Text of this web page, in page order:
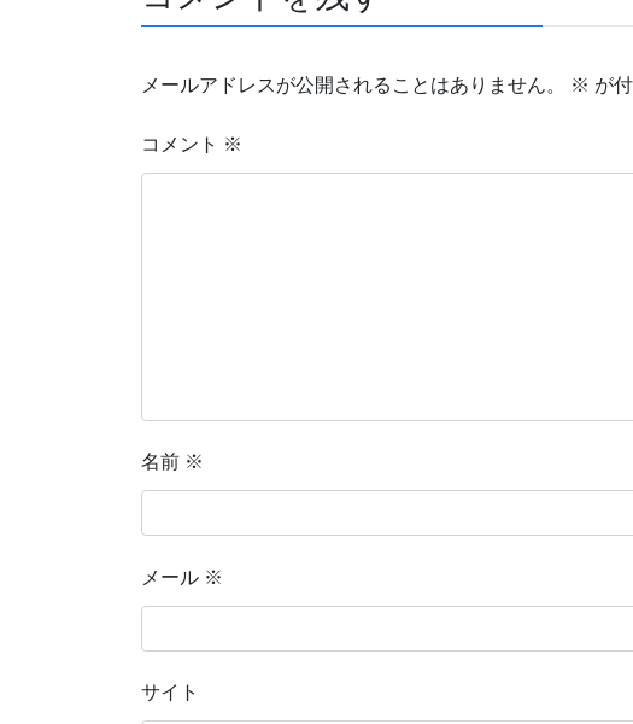
メールアドレスが公開されることはありません。 ※ が
コメント ※
名前 ※
メール ※
サイト